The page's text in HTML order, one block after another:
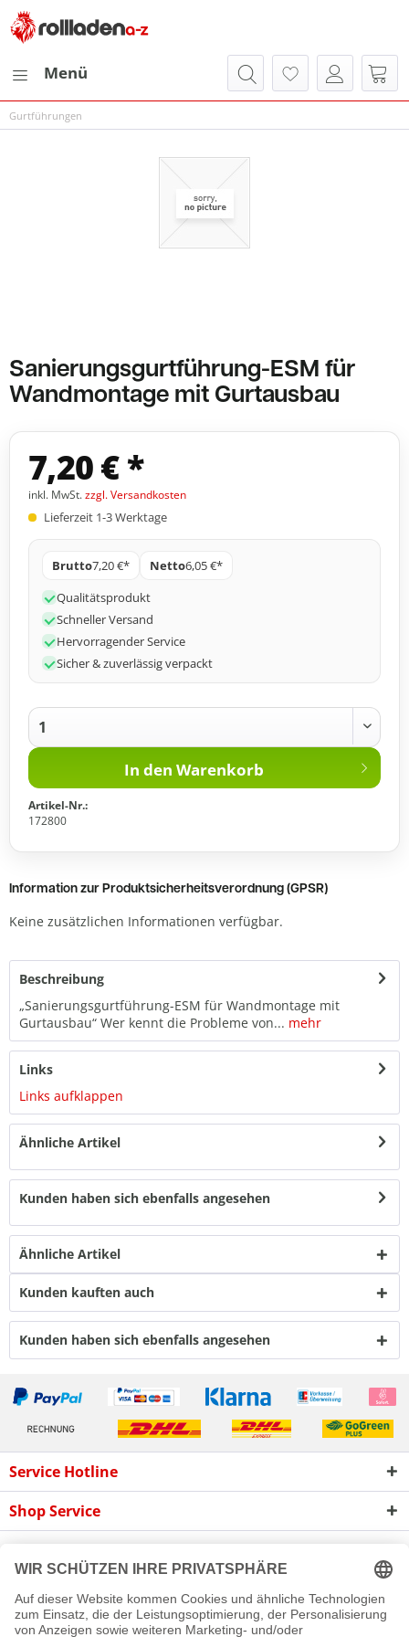
Menü
Gurtführungen
Sanierungsgurtführung-ESM für
Wandmontage mit Gurtausbau
7,20 € *
inkl. MwSt.zzgl. Versandkosten
Lieferzeit 1-3 Werktage
Brutto7,20 €* Netto6,05 €*
Qualitätsprodukt
Schneller Versand
Hervorragender Service
Sicher & zuverlässig verpackt
In den Warenkorb
Artikel-Nr.:
172800
Information zur Produktsicherheitsverordnung (GPSR)
Keine zusätzlichen Informationen verfügbar.
Beschreibung
„Sanierungsgurtführung-ESM für Wandmontage mit
Gurtausbau“ Wer kennt die Probleme von... mehr
Links
Links aufklappen
Ähnliche Artikel
Kunden haben sich ebenfalls angesehen
Ähnliche Artikel
Kunden kauften auch
Kunden haben sich ebenfalls angesehen
Service Hotline
Shop Service
Newsletter